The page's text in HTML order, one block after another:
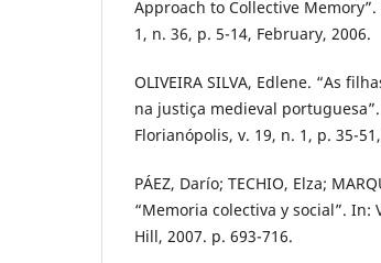
Approach to Collective
1, n. 36, p. 5-14, February, 2006.
OLIVEIRA SILVA, Edlene. “As
na justiça medieval
Florianópolis, v. 19, n. 1, p. 35-
PÁEZ, Darío; TECHIO, Elza;
“Memoria colectiva y social”. In:
Hill, 2007. p. 693-716.